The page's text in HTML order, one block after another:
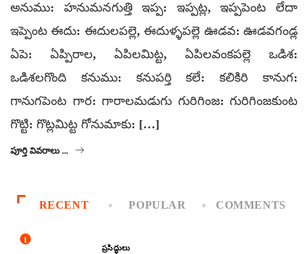
అనుము: హనుమనగుత్తి ఇప్ప: ఇప్పట్ల, ఇప్పపెంట లేదా
ఇప్పెంట ఈదు: ఈదులపల్లె, ఈదుళ్ళపల్లె ఊడవ: ఊడవగండ్ల
ఏపె: ఏప్పిరాల, ఏపిలమిట్ట, ఏపిలవంకపల్లె ఒడిశ:
ఒడిశలగొంది కనుము: కనుపర్తి కలే: కలికిరి కానుగ:
గానుగపెంట గార: గారాలమడుగు గురిగింజ: గురిగింజకుంట
గొట్టి: గొట్లమిట్ట గోనుమాకు: […]
పూర్తి వివరాలు ...
RECENT POPULAR COMMENTS
1
ప్రసిద్ధులు